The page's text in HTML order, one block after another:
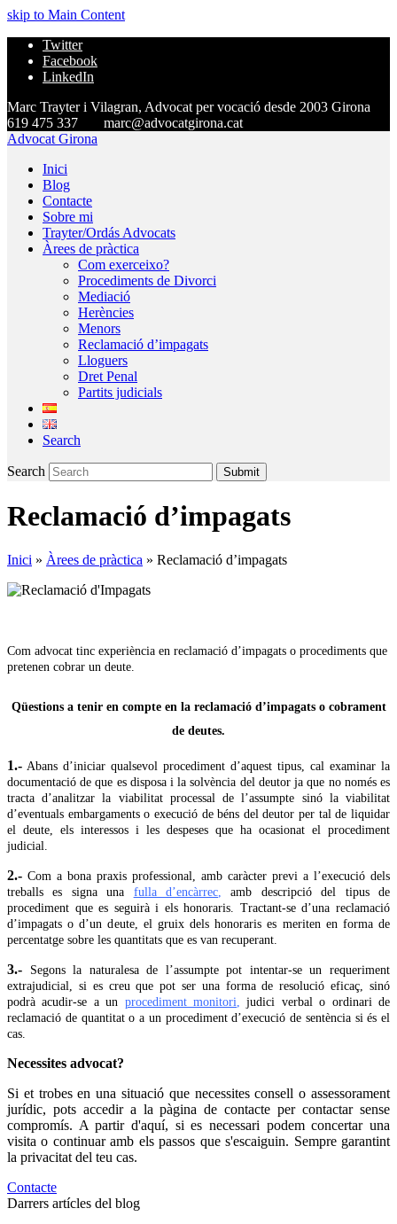
skip to Main Content
Twitter
Facebook
LinkedIn
Marc Trayter i Vilagran, Advocat per vocació desde 2003 Girona
619 475 337
marc@advocatgirona.cat
Advocat Girona
Inici
Blog
Contacte
Sobre mi
Trayter/Ordás Advocats
Àrees de pràctica
Com exerceixo?
Procediments de Divorci
Mediació
Herències
Menors
Reclamació d’impagats
Lloguers
Dret Penal
Partits judicials
Search
Search Submit
Reclamació d’impagats
Inici » Àrees de pràctica » Reclamació d’impagats
Com advocat tinc experiència en reclamació d’impagats o procediments que
pretenen cobrar un deute.
Qüestions a tenir en compte en la reclamació d’impagatso cobrament
de deutes.
1.- Abans d’iniciar qualsevol procediment d’aquest tipus, cal examinar la
documentació de que es disposa i la solvència del deutor ja que no només es
tracta d’analitzar la viabilitat processal de l’assumpte sinó la viabilitat
d’eventuals embargaments o execució de béns del deutor per tal de liquidar
el deute, els interessos i les despeses que ha ocasionat el procediment
judicial.
2.- Com a bona praxis professional, amb caràcter previ a l’execució dels
treballs es signa una fulla d’encàrrec
amb descripció del tipus de
procediment que es seguirà i els honoraris. Tractant-se d’una reclamació
d’impagats o d’un deute, el gruix dels honoraris es meriten en forma de
percentatge sobre les quantitats que es van recuperant.
3.-
Segons la naturalesa de l’assumpte pot intentar-se un requeriment
extrajudicial, si es creu que pot ser una forma de resolució eficaç, sinó
podrà acudir-se a un procediment monitori
judici verbal o ordinari de
reclamació de quantitat o a un procediment d’execució de sentència si és el
cas.
Necessites advocat?
Si et trobes en una situació que necessites consell o assessorament
jurídic, pots accedir a la pàgina de contacte per contactar sense
compromís. A partir d'aquí, si es necessari podem concertar una
visita o continuar amb els passos que s'escaiguin. Sempre garantint
la privacitat del teu cas.
Contacte
Darrers artícles del blog